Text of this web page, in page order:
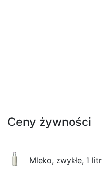
Ceny żywności
Mleko, zwykłe, 1 litr